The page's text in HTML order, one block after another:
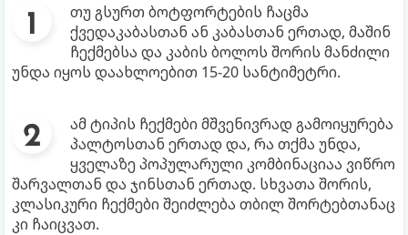
თუ გსურთ ბოტფორტების ჩაცმა
ქვედაკაბასთან ან კაბასთან ერთად, მაშინ
ჩექმებსა და კაბის ბოლოს შორის მანძილი
უნდა იყოს დაახლოებით 15-20 სანტიმეტრი.
ამ ტიპის ჩექმები მშვენივრად გამოიყურება
პალტოსთან ერთად და, რა თქმა უნდა,
ყველაზე პოპულარული კომბინაციაა ვიწრო
შარვალთან და ჯინსთან ერთად. სხვათა შორის,
კლასიკური ჩექმები შეიძლება თბილ შორტებთანაც
კი ჩაიცვათ.